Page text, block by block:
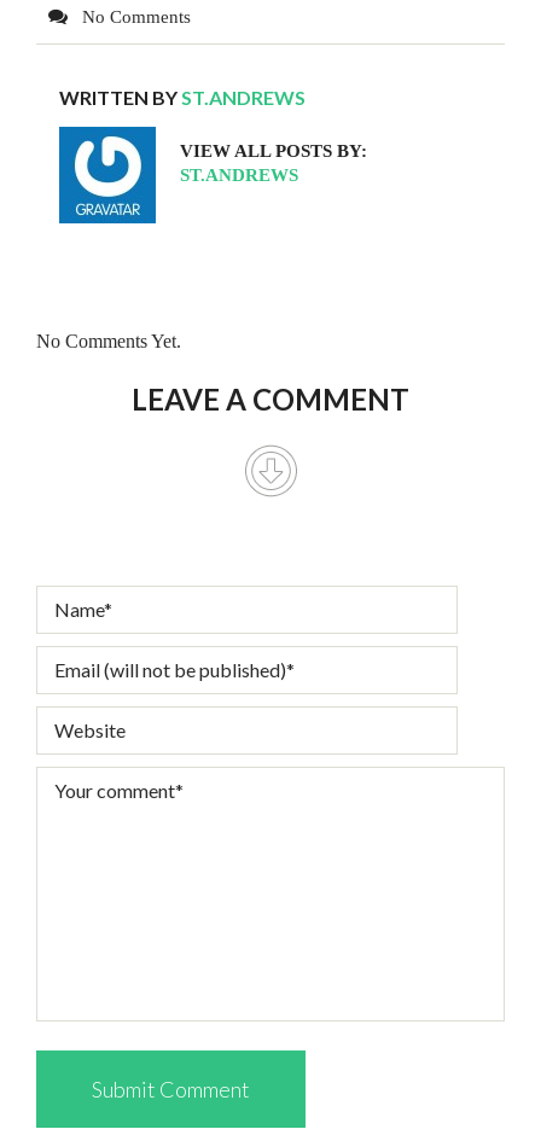
No Comments
WRITTEN BYST.ANDREWS
VIEW ALL POSTS BY:
ST.ANDREWS
No Comments Yet.
LEAVE A COMMENT